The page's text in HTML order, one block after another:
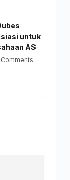
untuk
AS